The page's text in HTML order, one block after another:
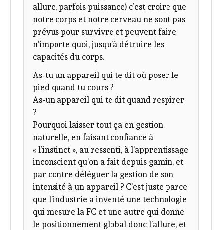
allure, parfois puissance) c’est croire que
notre corps et notre cerveau ne sont pas
prévus pour survivre et peuvent faire
n’importe quoi, jusqu’à détruire les
capacités du corps.
As-tu un appareil qui te dit où poser le
pied quand tu cours ?
As-un appareil qui te dit quand respirer
?
Pourquoi laisser tout ça en gestion
naturelle, en faisant confiance à
« l’instinct », au ressenti, à l’apprentissage
inconscient qu’on a fait depuis gamin, et
par contre déléguer la gestion de son
intensité à un appareil ? C’est juste parce
que l’industrie a inventé une technologie
qui mesure la FC et une autre qui donne
le positionnement global donc l’allure, et